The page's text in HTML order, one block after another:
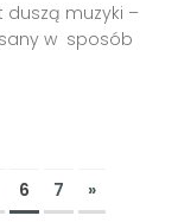
duszą muzyki –
w sposób
6 7 »